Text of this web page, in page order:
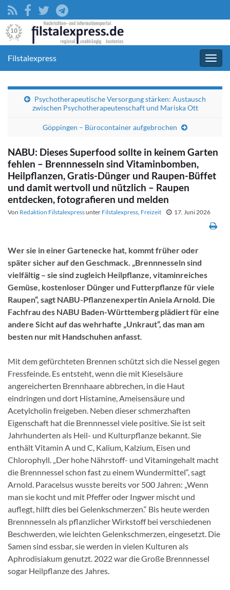
Filstalexpress
Psychotherapeutische Versorgung stärken: Austausch
zwischen Psychotherapeutenschaft und Mariska Ott
Göppingen – Bürocontainer aufgebrochen
NABU: Dieses Superfood sollte in keinem Garten
fehlen – Brennnesseln sind Vitaminbomben,
Heilpflanzen, Gratis-Dünger und Raupen-Büffet
und damit wertvoll und nützlich – Raupen
entdecken, fotografieren und melden
Von Redaktion Filstalexpressunter Filstalexpress, Freizeit 17. Juni 2026
Wer sie in einer Gartenecke hat, kommt früher oder
später sicher auf den Geschmack. „Brennnesseln sind
vielfältig – sie sind zugleich Heilpflanze, vitaminreiches
Gemüse, kostenloser Dünger und Futterpflanze für viele
Raupen“, sagt NABU-Pflanzenexpertin Aniela Arnold. Die
Fachfrau des NABU Baden-Württemberg plädiert für eine
andere Sicht auf das wehrhafte „Unkraut“, das man am
besten nur mit Handschuhen anfasst.
Mit dem gefürchteten Brennen schützt sich die Nessel gegen
Fressfeinde. Es entsteht, wenn die mit Kieselsäure
angereicherten Brennhaare abbrechen, in die Haut
eindringen und dort Histamine, Ameisensäure und
Acetylcholin freigeben. Neben dieser schmerzhaften
Eigenschaft hat die Brennnessel viele positive. Sie ist seit
Jahrhunderten als Heil- und Kulturpflanze bekannt. Sie
enthält Vitamin A und C, Kalium, Kalzium, Eisen und
Chlorophyll. „Der hohe Nährstoff- und Vitamingehalt macht
die Brennnessel schon fast zu einem Wundermittel“, sagt
Arnold. Paracelsus wusste bereits vor 500 Jahren: „Wenn
man sie kocht und mit Pfeffer oder Ingwer mischt und
auflegt, hilft dies bei Gelenkschmerzen.“ Bis heute werden
Brennnesseln als pflanzlicher Wirkstoff bei verschiedenen
Beschwerden, wie leichten Gelenkschmerzen, eingesetzt. Die
Samen sind essbar, sie werden in vielen Kulturen als
Aphrodisiakum genutzt. 2022 war die Große Brennnessel
sogar Heilpflanze des Jahres.